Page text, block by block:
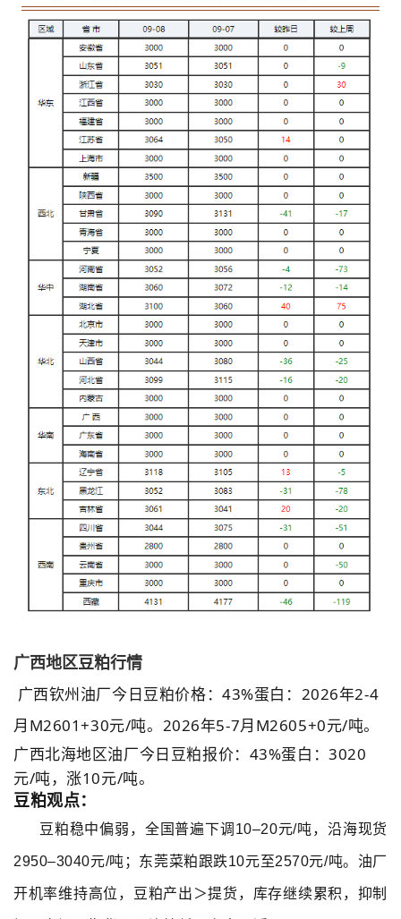
广西地区豆粕行情
广西钦州油厂今日豆粕价格：43%蛋白：2026年2-4
月M2601+30元/吨。2026年5-7月M2605+0元/吨。
广西北海地区油厂今日豆粕报价：43%蛋白：3020
元/吨，涨10元/吨。
豆粕观点：
豆粕稳中偏弱，全国普遍下调10–20元/吨，沿海现货
2950–3040元/吨；东莞菜粕跟跌10元至2570元/吨。油厂
开机率维持高位，豆粕产出＞提货，库存继续累积，抑制